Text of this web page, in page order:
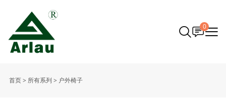
0
首页> 所有系列 > 户外椅子